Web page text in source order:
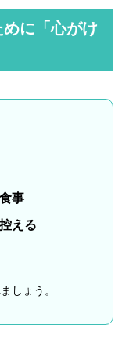
に「心がけ
事
える
しょう。